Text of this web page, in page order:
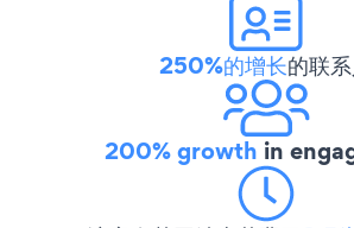
250%的增长的联
200% growth in